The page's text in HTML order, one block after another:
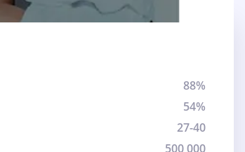
88%
54%
27-40
500 000